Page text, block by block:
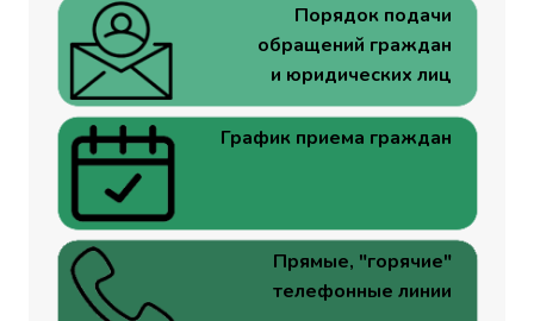
Порядок подачи
обращений граждан
и юридических лиц
График приема граждан
Прямые, "горячие"
телефонные линии